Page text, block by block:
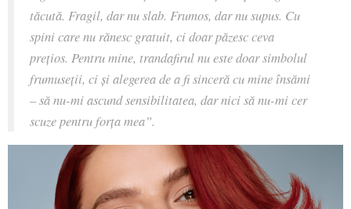
tăcută. Fragil, dar nu slab. Frumos, dar nu supus. Cu
spini care nu rănesc gratuit, ci doar păzesc ceva
prețios. Pentru mine, trandafirul nu este doar simbolul
frumuseții, ci și alegerea de a fi sinceră cu mine însămi
– să nu-mi ascund sensibilitatea, dar nici să nu-mi cer
scuze pentru forța mea”.